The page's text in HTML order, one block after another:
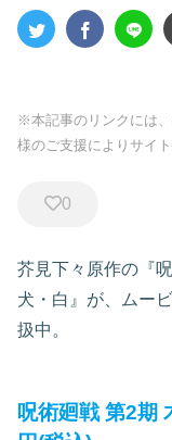
※本記事のリンクには
様のご支援によりサイ
0
芥見下々原作の『
犬・白』が、ムー
扱中。
呪術廻戦 第2期